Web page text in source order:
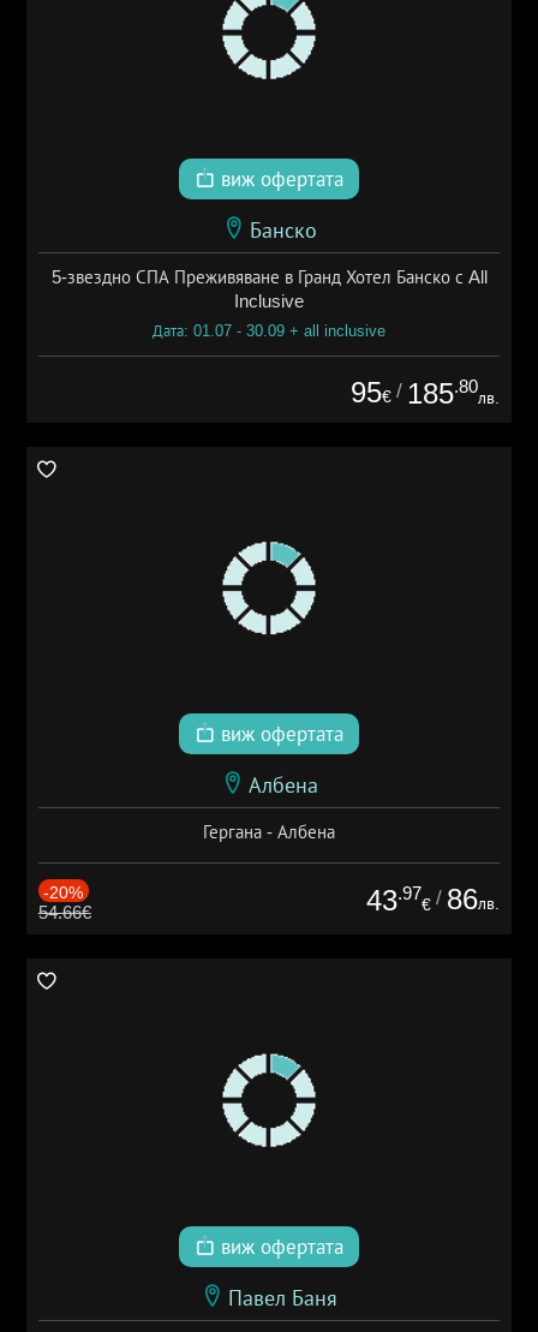
виж офертата
Банско
5-звездно СПА Преживяване в Гранд Хотел Банско с All
Inclusive
Дата: 01.07 - 30.09 + all inclusive
95€ / 185.80
лв.
виж офертата
Албена
Гергана - Албена
-20%
54.66€ 43.97
€ / 86лв.
виж офертата
Павел Баня